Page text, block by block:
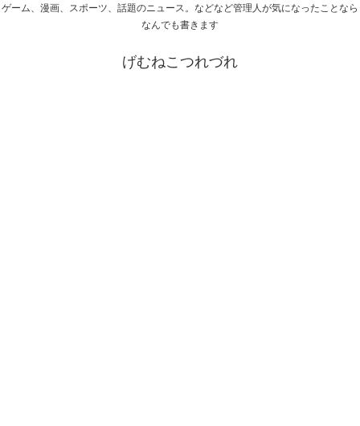
ゲーム、漫画、スポーツ、話題のニュース。などなど管理人が気になったことなら
なんでも書きます
げむねこつれづれ